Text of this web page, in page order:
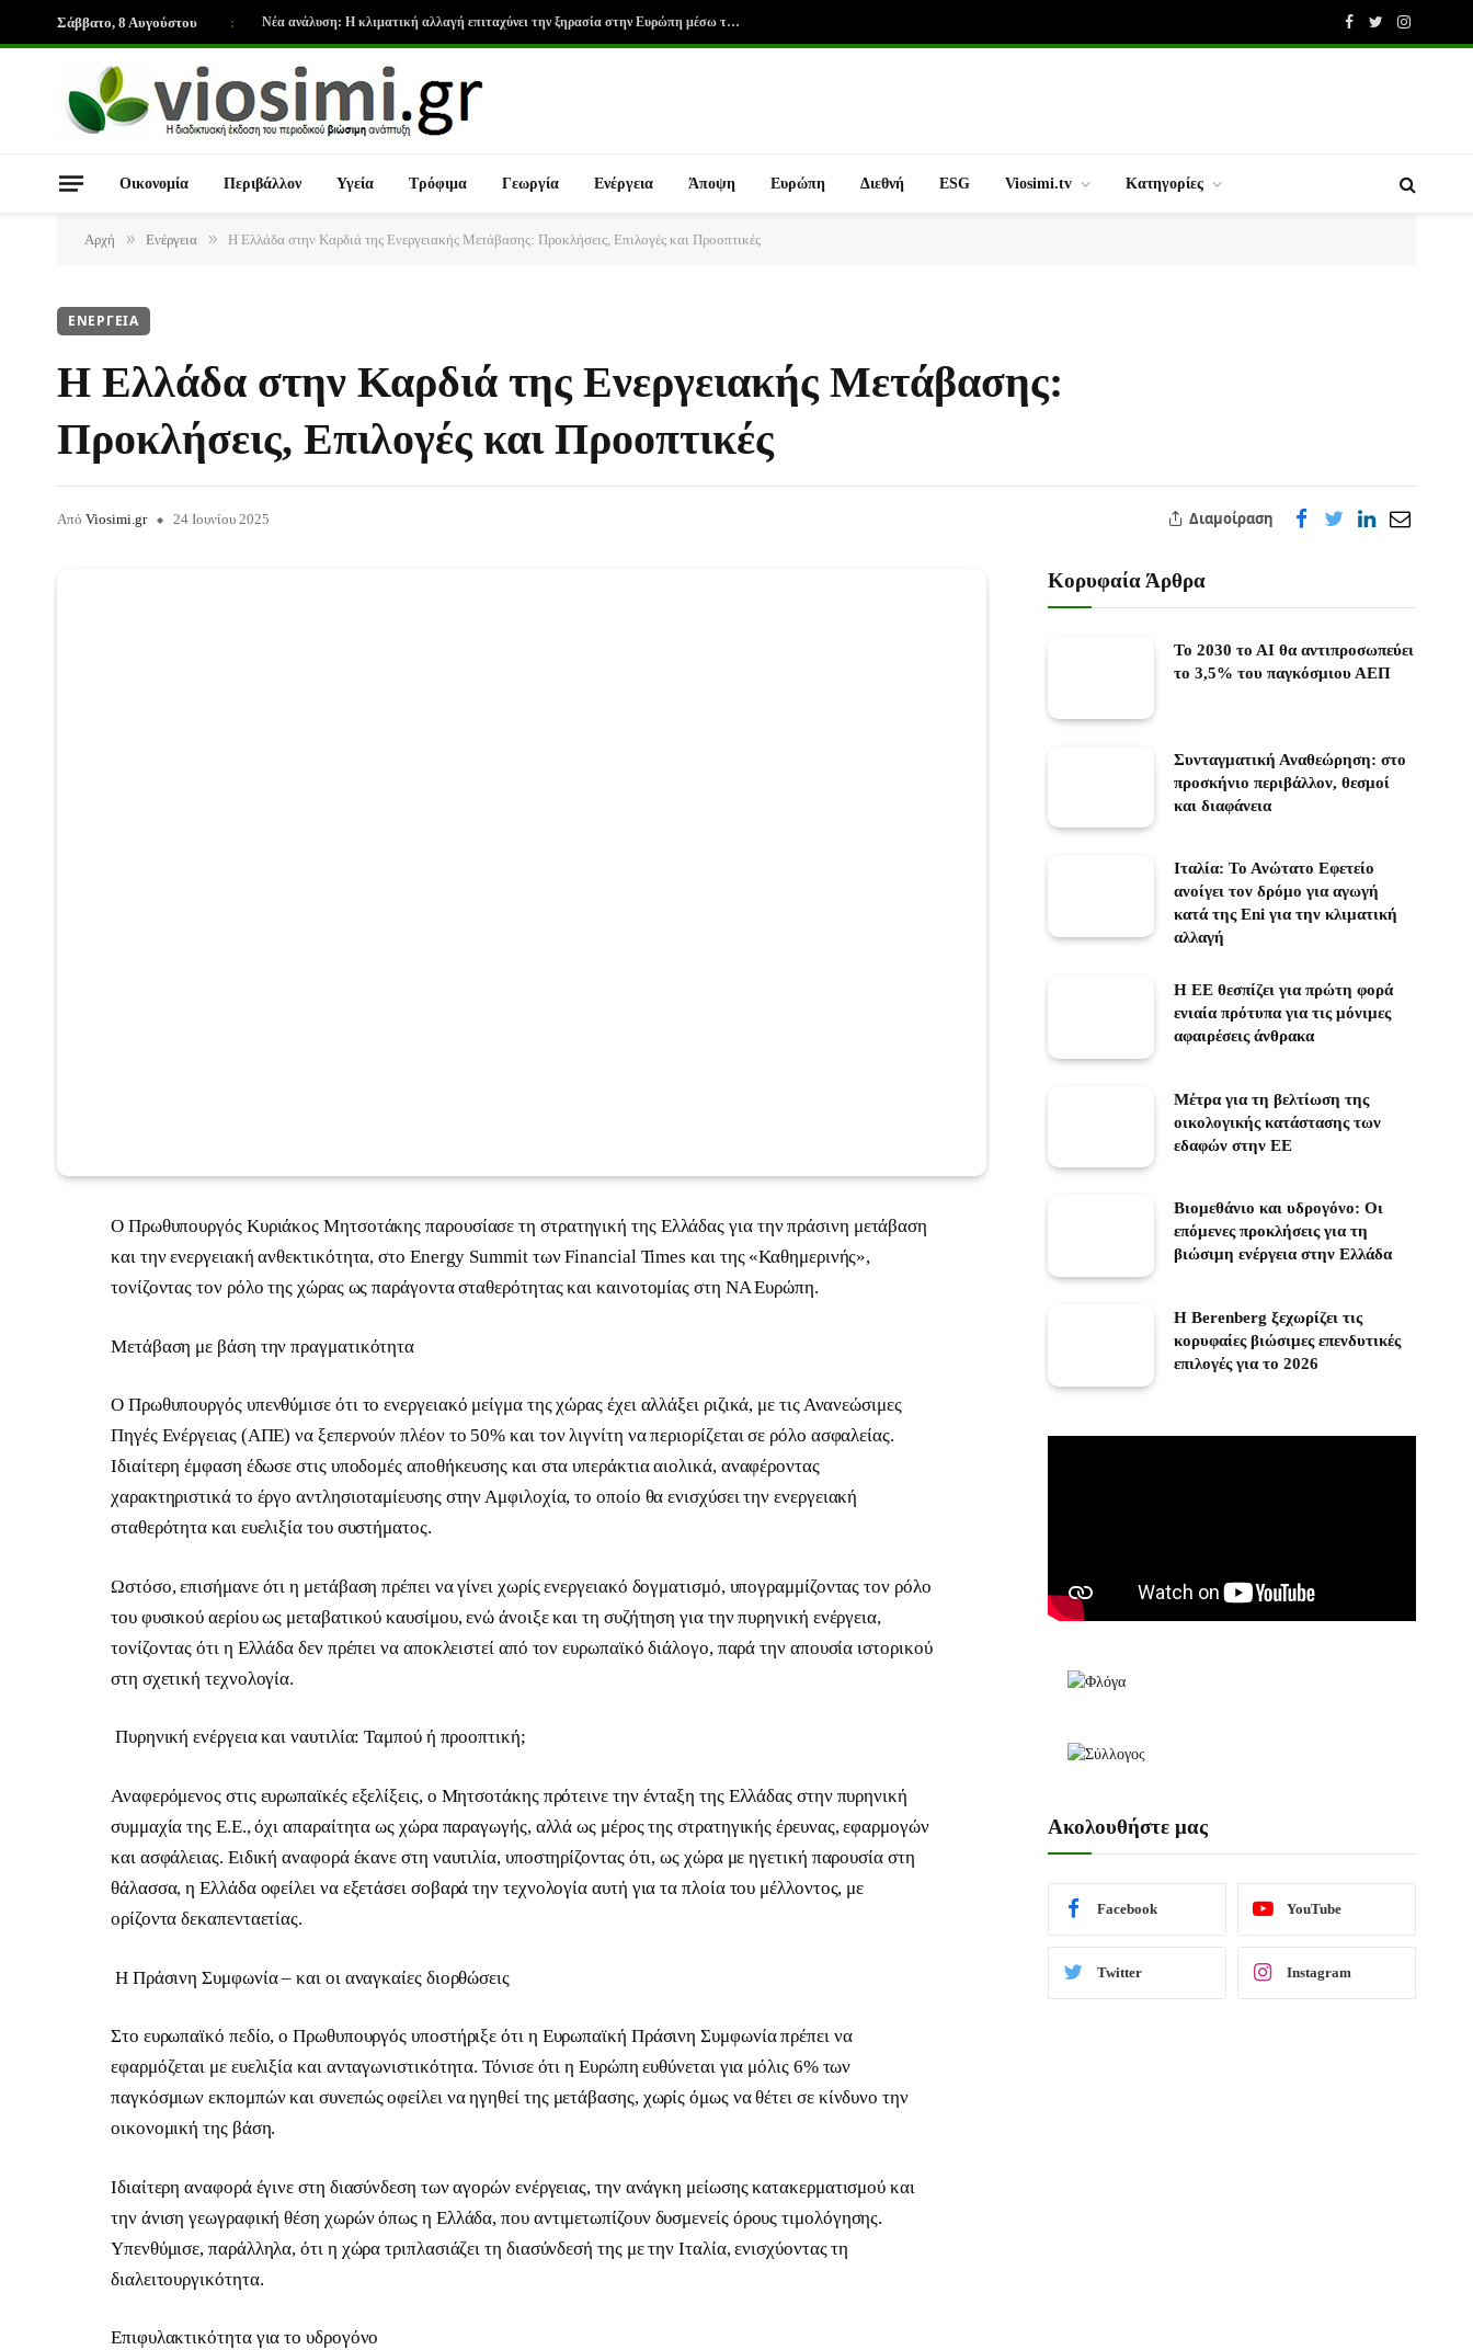
Σάββατο, 8 Αυγούστου : Νέα ανάλυση: Η κλιματική αλλαγή επιταχύνει την ξηρασία στην Ευρώπη μέσω της ακραίας ζέστης
Facebook
TwitterInstagram
Οικονομία Περιβάλλον Υγεία Τρόφιμα Γεωργία Ενέργεια Άποψη Ευρώπη Διεθνή ESG Viosimi.tv Κατηγορίες
Αρχή » Ενέργεια » Η Ελλάδα στην Καρδιά της Ενεργειακής Μετάβασης: Προκλήσεις, Επιλογές και Προοπτικές
ΕΝΈΡΓΕΙΑ
Η Ελλάδα στην Καρδιά της Ενεργειακής Μετάβασης:
Προκλήσεις, Επιλογές και Προοπτικές
Από Viosimi.gr 24 Ιουνίου 2025 Διαμοίραση
Ο Πρωθυπουργός Κυριάκος Μητσοτάκης παρουσίασε τη στρατηγική της Ελλάδας για την πράσινη μετάβαση
και την ενεργειακή ανθεκτικότητα, στο Energy Summit των Financial Times και της «Καθημερινής»,
τονίζοντας τον ρόλο της χώρας ως παράγοντα σταθερότητας και καινοτομίας στη ΝΑ Ευρώπη.
Μετάβαση με βάση την πραγματικότητα
Ο Πρωθυπουργός υπενθύμισε ότι το ενεργειακό μείγμα της χώρας έχει αλλάξει ριζικά, με τις Ανανεώσιμες
Πηγές Ενέργειας (ΑΠΕ) να ξεπερνούν πλέον το 50% και τον λιγνίτη να περιορίζεται σε ρόλο ασφαλείας.
Ιδιαίτερη έμφαση έδωσε στις υποδομές αποθήκευσης και στα υπεράκτια αιολικά, αναφέροντας
χαρακτηριστικά το έργο αντλησιοταμίευσης στην Αμφιλοχία, το οποίο θα ενισχύσει την ενεργειακή
σταθερότητα και ευελιξία του συστήματος.
Ωστόσο, επισήμανε ότι η μετάβαση πρέπει να γίνει χωρίς ενεργειακό δογματισμό, υπογραμμίζοντας τον ρόλο
του φυσικού αερίου ως μεταβατικού καυσίμου, ενώ άνοιξε και τη συζήτηση για την πυρηνική ενέργεια,
τονίζοντας ότι η Ελλάδα δεν πρέπει να αποκλειστεί από τον ευρωπαϊκό διάλογο, παρά την απουσία ιστορικού
στη σχετική τεχνολογία.
Πυρηνική ενέργεια και ναυτιλία: Ταμπού ή προοπτική;
Αναφερόμενος στις ευρωπαϊκές εξελίξεις, ο Μητσοτάκης πρότεινε την ένταξη της Ελλάδας στην πυρηνική
συμμαχία της Ε.Ε., όχι απαραίτητα ως χώρα παραγωγής, αλλά ως μέρος της στρατηγικής έρευνας, εφαρμογών
και ασφάλειας. Ειδική αναφορά έκανε στη ναυτιλία, υποστηρίζοντας ότι, ως χώρα με ηγετική παρουσία στη
θάλασσα, η Ελλάδα οφείλει να εξετάσει σοβαρά την τεχνολογία αυτή για τα πλοία του μέλλοντος, με
ορίζοντα δεκαπενταετίας.
Η Πράσινη Συμφωνία – και οι αναγκαίες διορθώσεις
Στο ευρωπαϊκό πεδίο, ο Πρωθυπουργός υποστήριξε ότι η Ευρωπαϊκή Πράσινη Συμφωνία πρέπει να
εφαρμόζεται με ευελιξία και ανταγωνιστικότητα. Τόνισε ότι η Ευρώπη ευθύνεται για μόλις 6% των
παγκόσμιων εκπομπών και συνεπώς οφείλει να ηγηθεί της μετάβασης, χωρίς όμως να θέτει σε κίνδυνο την
οικονομική της βάση.
Ιδιαίτερη αναφορά έγινε στη διασύνδεση των αγορών ενέργειας, την ανάγκη μείωσης κατακερματισμού και
την άνιση γεωγραφική θέση χωρών όπως η Ελλάδα, που αντιμετωπίζουν δυσμενείς όρους τιμολόγησης.
Υπενθύμισε, παράλληλα, ότι η χώρα τριπλασιάζει τη διασύνδεσή της με την Ιταλία, ενισχύοντας τη
διαλειτουργικότητα.
Επιφυλακτικότητα για το υδρογόνο
Κορυφαία Άρθρα
Το 2030 το ΑΙ θα αντιπροσωπεύει
το 3,5% του παγκόσμιου ΑΕΠ
Συνταγματική Αναθεώρηση: στο
προσκήνιο περιβάλλον, θεσμοί
και διαφάνεια
Ιταλία: Το Ανώτατο Εφετείο
ανοίγει τον δρόμο για αγωγή
κατά της Eni για την κλιματική
αλλαγή
Η ΕΕ θεσπίζει για πρώτη φορά
ενιαία πρότυπα για τις μόνιμες
αφαιρέσεις άνθρακα
Μέτρα για τη βελτίωση της
οικολογικής κατάστασης των
εδαφών στην ΕΕ
Βιομεθάνιο και υδρογόνο: Οι
επόμενες προκλήσεις για τη
βιώσιμη ενέργεια στην Ελλάδα
Η Berenberg ξεχωρίζει τις
κορυφαίες βιώσιμες επενδυτικές
επιλογές για το 2026
Ακολουθήστε μας
Facebook YouTube
Twitter Instagram